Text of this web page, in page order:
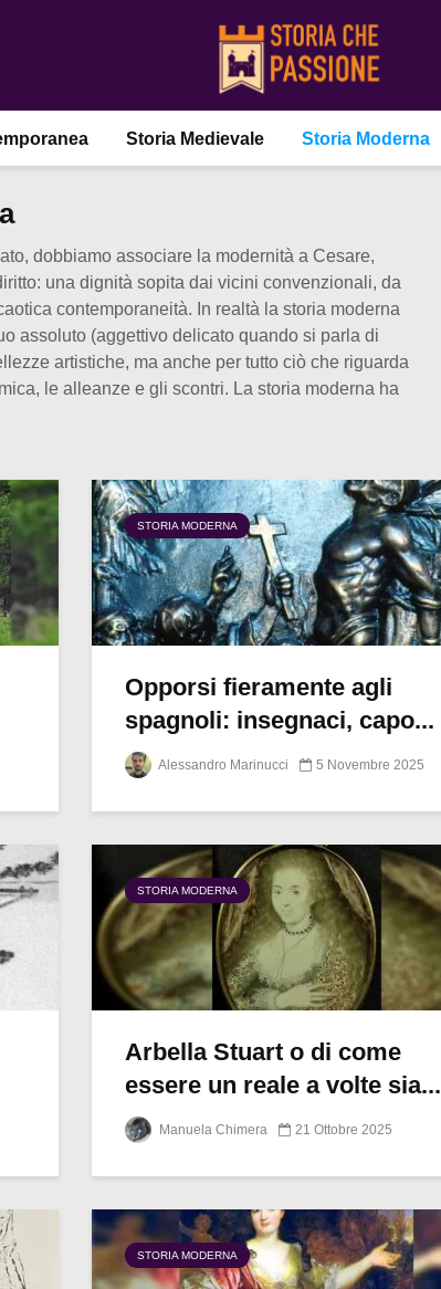
Storia Medievale Storia Moderna
dobbiamo associare la modernità a Cesare,
una dignità sopita dai vicini convenzionali, da
contemporaneità. In realtà la storia moderna
assoluto (aggettivo delicato quando si parla di
artistiche, ma anche per tutto ciò che riguarda
le alleanze e gli scontri. La storia moderna ha
STORIA MODERNA
Opporsi fieramente agli
spagnoli: insegnaci, capo...
Alessandro Marinucci 5 Novembre 2025
STORIA MODERNA
Arbella Stuart o di come
essere un reale a volte sia...
Manuela Chimera 21 Ottobre 2025
STORIA MODERNA